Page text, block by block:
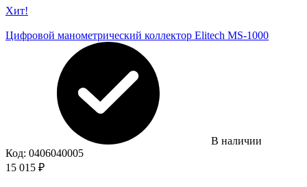
Хит!
Цифровой манометрический коллектор Elitech MS-1000
В наличии
Код: 0406040005
15 015 ₽